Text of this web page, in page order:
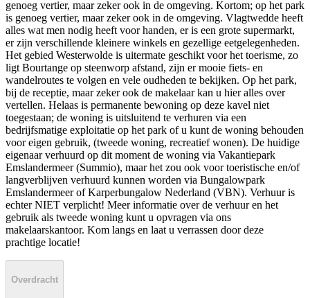
genoeg vertier, maar zeker ook in de omgeving. Kortom; op het park
is genoeg vertier, maar zeker ook in de omgeving. Vlagtwedde heeft
alles wat men nodig heeft voor handen, er is een grote supermarkt,
er zijn verschillende kleinere winkels en gezellige eetgelegenheden.
Het gebied Westerwolde is uitermate geschikt voor het toerisme, zo
ligt Bourtange op steenworp afstand, zijn er mooie fiets- en
wandelroutes te volgen en vele oudheden te bekijken. Op het park,
bij de receptie, maar zeker ook de makelaar kan u hier alles over
vertellen. Helaas is permanente bewoning op deze kavel niet
toegestaan; de woning is uitsluitend te verhuren via een
bedrijfsmatige exploitatie op het park of u kunt de woning behouden
voor eigen gebruik, (tweede woning, recreatief wonen). De huidige
eigenaar verhuurd op dit moment de woning via Vakantiepark
Emslandermeer (Summio), maar het zou ook voor toeristische en/of
langverblijven verhuurd kunnen worden via Bungalowpark
Emslandermeer of Karperbungalow Nederland (VBN). Verhuur is
echter NIET verplicht! Meer informatie over de verhuur en het
gebruik als tweede woning kunt u opvragen via ons
makelaarskantoor. Kom langs en laat u verrassen door deze
prachtige locatie!
Overdracht